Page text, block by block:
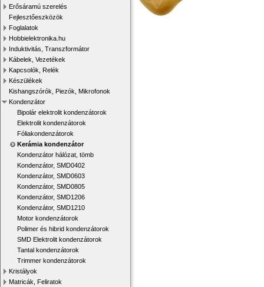
Erősáramú szerelés
Fejlesztőeszközök
Foglalatok
Hobbielektronika.hu
Induktivitás, Transzformátor
Kábelek, Vezetékek
Kapcsolók, Relék
Készülékek
Kishangszórók, Piezók, Mikrofonok
Kondenzátor
Bipolár elektrolit kondenzátorok
Elektrolit kondenzátorok
Fóliakondenzátorok
Kerámia kondenzátor
Kondenzátor hálózat, tömb
Kondenzátor, SMD0402
Kondenzátor, SMD0603
Kondenzátor, SMD0805
Kondenzátor, SMD1206
Kondenzátor, SMD1210
Motor kondenzátorok
Polimer és hibrid kondenzátorok
SMD Elektrolit kondenzátorok
Tantal kondenzátorok
Trimmer kondenzátorok
Kristályok
Matricák, Feliratok